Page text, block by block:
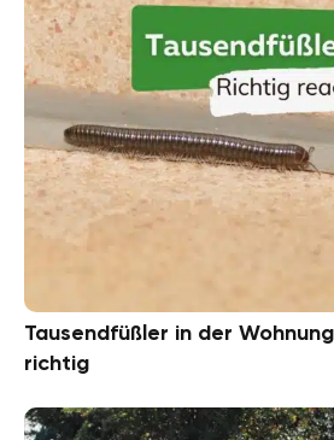
Tausendfüßler in der
richtig